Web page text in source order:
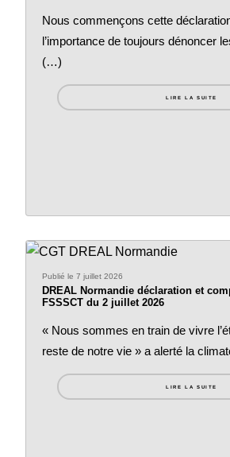
Nous commençons cette
l’importance de toujours dénoncer
(…)
LIRE LA SUITE
Publié le 7 juillet 2026
DREAL Normandie déclaration et
FSSSCT du 2 juillet 2026
« Nous sommes en train de vivre
reste de notre vie » a alerté la
LIRE LA SUITE